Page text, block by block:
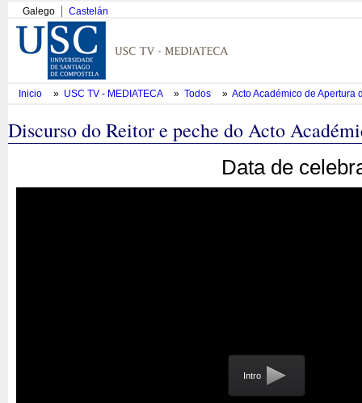
Galego Castelán
Inicio » USC TV - MEDIATECA » Todos » Acto Académico de
Discurso do Reitor e peche do Acto
Data de
Intro